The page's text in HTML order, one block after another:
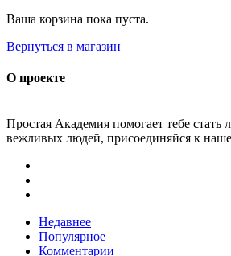
Ваша корзина пока пуста.
Вернуться в магазин
О проекте
Простая Академия помогает тебе
вежливых людей, присоединяйся к
Недавнее
Популярное
Комментарии